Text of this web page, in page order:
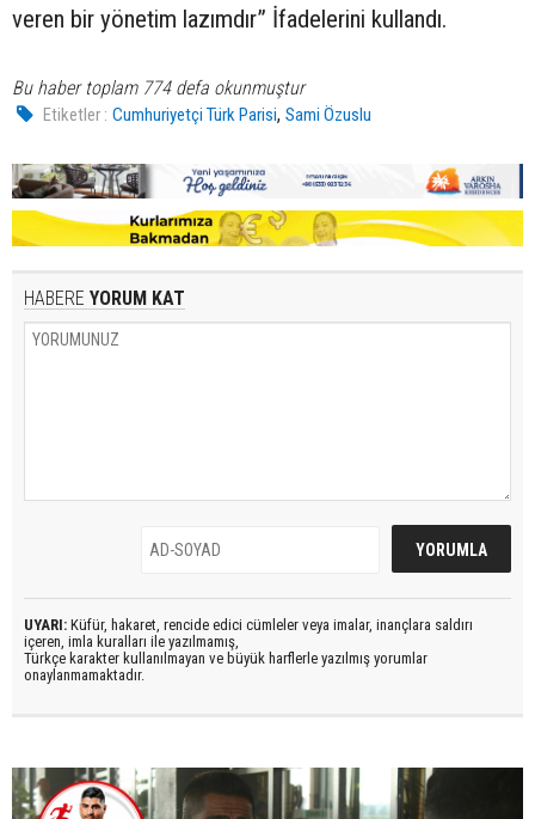
veren bir yönetim lazımdır” İfadelerini kullandı.
Bu haber toplam 774 defa okunmuştur
Etiketler : Cumhuriyetçi Türk Parisi,Sami Özuslu
HABERE YORUM KAT
UYARI: Küfür, hakaret, rencide edici cümleler veya imalar, inançlara saldırı
içeren, imla kuralları ile yazılmamış,
Türkçe karakter kullanılmayan ve büyük harflerle yazılmış yorumlar
onaylanmamaktadır.